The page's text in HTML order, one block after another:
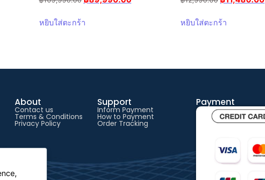
หยิบใส่ตะกร้า หยิบใส่ตะกร้า
About
Contact us
Terms & Conditions
Privacy Policy
Support
Inform Payment
How to Payment
Order Tracking
Payment